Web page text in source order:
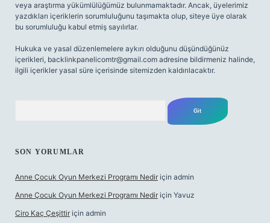
veya araştırma yükümlülüğümüz bulunmamaktadır. Ancak, üyelerimiz
yazdıkları içeriklerin sorumluluğunu taşımakta olup, siteye üye olarak
bu sorumluluğu kabul etmiş sayılırlar.
Hukuka ve yasal düzenlemelere aykırı olduğunu düşündüğünüz
içerikleri, backlinkpanelicomtr@gmail.com adresine bildirmeniz halinde,
ilgili içerikler yasal süre içerisinde sitemizden kaldırılacaktır.
SON YORUMLAR
Anne Çocuk Oyun Merkezi Programı Nedir için admin
Anne Çocuk Oyun Merkezi Programı Nedir için Yavuz
Ciro Kaç Çeşittir için admin